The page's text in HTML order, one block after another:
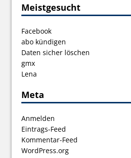
Meistgesucht
Facebook
abo kündigen
Daten sicher löschen
gmx
Lena
Meta
Anmelden
Eintrags-Feed
Kommentar-Feed
WordPress.org